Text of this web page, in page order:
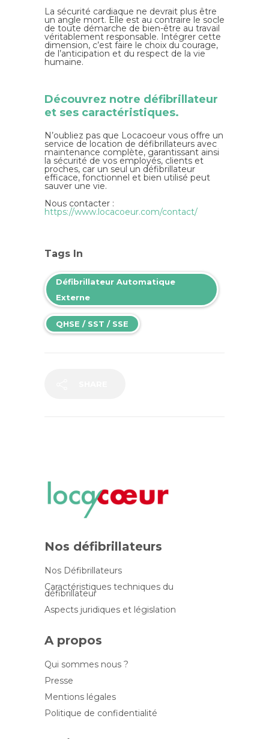
La sécurité cardiaque ne devrait plus être
un angle mort. Elle est au contraire le socle
de toute démarche de bien-être au travail
véritablement responsable. Intégrer cette
dimension, c’est faire le choix du courage,
de l’anticipation et du respect de la vie
humaine.
Découvrez notre défibrillateur
et ses caractéristiques.
N’oubliez pas que Locacoeur vous offre un
service de location de défibrillateurs avec
maintenance complète, garantissant ainsi
la sécurité de vos employés, clients et
proches, car un seul un défibrillateur
efficace, fonctionnel et bien utilisé peut
sauver une vie.
Nous contacter :
https://www.locacoeur.com/contact/
Tags In
Défibrillateur Automatique
Externe
QHSE / SST / SSE
Nos défibrillateurs
Nos Défibrillateurs
Caractéristiques techniques du
défibrillateur
Aspects juridiques et législation
A propos
Qui sommes nous ?
Presse
Mentions légales
Politique de confidentialité